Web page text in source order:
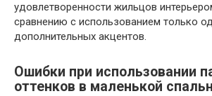
удовлетворенности жильцов
сравнению с использованием только
дополнительных акцентов.
Ошибки при использовании
оттенков в маленькой